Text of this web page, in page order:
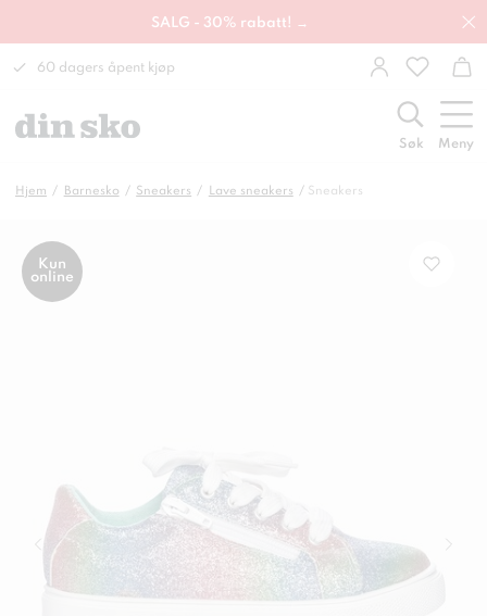
SALG - 30% rabatt! →
60 dagers åpent kjøp
Søk Meny
Hjem Barnesko Sneakers Lave sneakers Sneakers
Kun
online